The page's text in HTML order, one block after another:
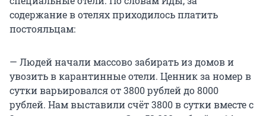
содержание в отелях приходилось платить
постояльцам:
— Людей начали массово забирать из домов и
увозить в карантинные отели. Ценник за номер в
сутки варьировался от 3800 рублей до 8000
рублей. Нам выставили счёт 3800 в сутки вместе с